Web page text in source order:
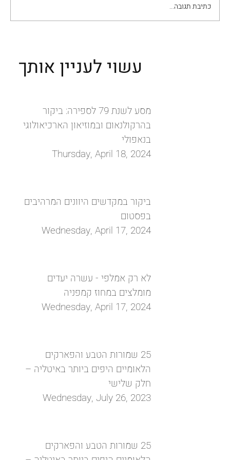
כתיבת תגובה...
מסע לשנת 79 לספירה: ביקור
בהרקולנאום ובמוזיאון הארכיאולוגי
בנאפולי
Thursday, April 18, 2024
ביקור במקדשים היוונים המרהיבים
בפסטום
Wednesday, April 17, 2024
לא רק אמלפי - עשרה יעדים
מומלצים במחוז קמפניה
Wednesday, April 17, 2024
25 שמורות הטבע והפארקים
הלאומיים היפים ביותר באיטליה –
חלק שלישי
Wednesday, July 26, 2023
25 שמורות הטבע והפארקים
עשוי לעניין אותך